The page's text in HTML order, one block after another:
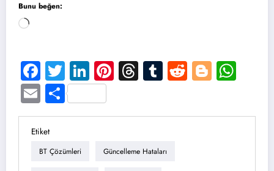
Bunu beğen:
Yükleniyor...
Facebook
TwitterLinkedIn
Pinterest
Threads
Tumblr
Reddit
EmailShare
Etiket
BT Çözümleri Güncelleme Hataları